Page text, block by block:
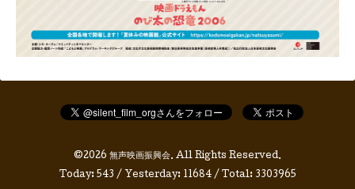
©2026 無声映画振興会. All Rights Reserved.
Today: 543 / Yesterday: 11684/ Total: 3303965